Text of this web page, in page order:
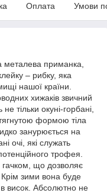
Оплата Умови
приманка,
– рибку, яка
нашої країни.
хижаків звичний
тільки окуні-горбані,
формою тіла
занурюється на
очі, які служать
трофея.
що дозволяє
Крім зими вона буде
висок. Абсолютно не